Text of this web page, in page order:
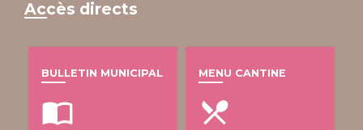
Accès directs
BULLETIN MUNICIPAL
import_contacts
MENU CANTINE
local_dining